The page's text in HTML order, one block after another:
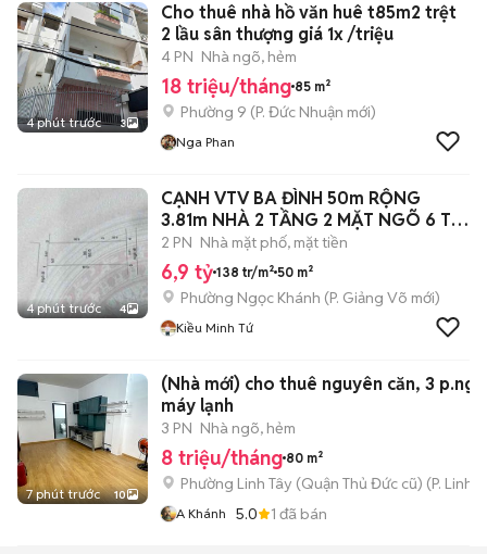
4 phút trước 3
Cho thuê nhà hồ văn huê t85m2 trệt
2 lầu sân thượng giá 1x /triệu
4 PN Nhà ngõ, hẻm
18 triệu/tháng 85 m²
Phường 9 (P. Đức Nhuận mới)
Nga Phan
4 phút trước 4
CẠNH VTV BA ĐÌNH 50m RỘNG
3.81m NHÀ 2 TẦNG 2 MẶT NGÕ 6 Ty
9
2 PN Nhà mặt phố, mặt tiền
6,9 tỷ 138 tr/m² 50 m²
Phường Ngọc Khánh (P. Giảng Võ mới)
Kiều Minh Tứ
7 phút trước 10
(Nhà mới) cho thuê nguyên căn, 3
máy lạnh
3 PN Nhà ngõ, hẻm
8 triệu/tháng 80 m²
Phường Linh Tây (Quận Thủ Đức cũ) (P. Linh
A Khánh 5.0 1 đã bán